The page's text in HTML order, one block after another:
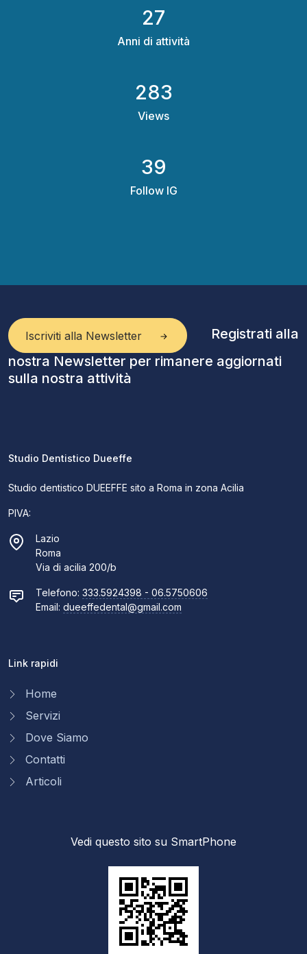
34
Anni di attività
348
Views
48
Follow IG
Iscriviti alla Newsletter
Registrati alla
nostra Newsletter per rimanere aggiornati
sulla nostra attività
Studio Dentistico Dueeffe
Studio dentistico DUEEFFE sito a Roma in zona Acilia
PIVA:
Lazio
Roma
Via di acilia 200/b
Telefono: 333.5924398 - 06.5750606
Email: dueeffedental@gmail.com
Link rapidi
Home
Servizi
Dove Siamo
Contatti
Articoli
Vedi questo sito su SmartPhone